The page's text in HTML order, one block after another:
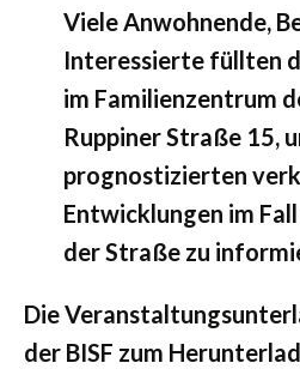
Viele Anwohnende,
Interessierte füllten
im Familienzentrum
Ruppiner Straße 15,
prognostizierten
Entwicklungen im
der Straße zu
Die
der BISF zum